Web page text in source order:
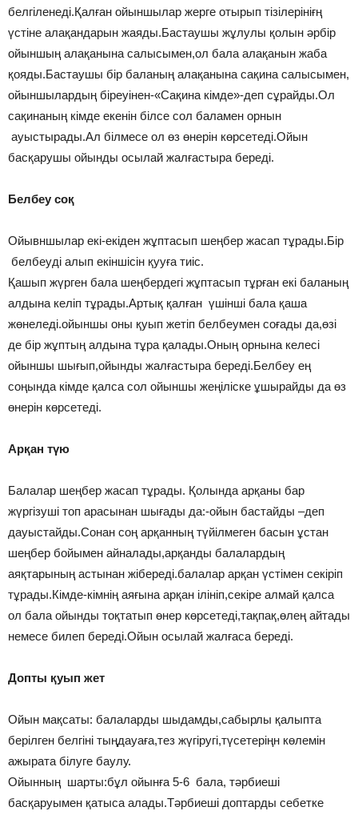
белгіленеді.Қалған ойыншылар жерге отырып тізілерініғң
үстіне алақандарын жаяды.Бастаушы жұлулы қолын әрбір
ойыншың алақанына салысымен,ол бала алақанын жаба
қояды.Бастаушы бір баланың алақанына сақина салысымен,
ойыншылардың біреуінен-«Сақина кімде»-деп сұрайды.Ол
сақинаның кімде екенін білсе сол баламен орнын
ауыстырады.Ал білмесе ол өз өнерін көрсетеді.Ойын
басқарушы ойынды осылай жалғастыра береді.
Белбеу соқ
Ойывншылар екі-екіден жұптасып шеңбер жасап тұрады.Бір
белбеуді алып екіншісін қууға тиіс.
Қашып жүрген бала шеңбердегі жұптасып тұрған екі баланың
алдына келіп тұрады.Артық қалған үшінші бала қаша
жөнеледі.ойыншы оны қуып жетіп белбеумен соғады да,өзі
де бір жұптың алдына тұра қалады.Оның орнына келесі
ойыншы шығып,ойынды жалғастыра береді.Белбеу ең
соңында кімде қалса сол ойыншы жеңіліске ұшырайды да өз
өнерін көрсетеді.
Арқан түю
Балалар шеңбер жасап тұрады. Қолында арқаны бар
жүргізуші топ арасынан шығады да:-ойын бастайды –деп
дауыстайды.Сонан соң арқанның түйілмеген басын ұстан
шеңбер бойымен айналады,арқанды балалардың
аяқтарының астынан жібереді.балалар арқан үстімен секіріп
тұрады.Кімде-кімнің аяғына арқан ілініп,секіре алмай қалса
ол бала ойынды тоқтатып өнер көрсетеді,тақпақ,өлең айтады
немесе билеп береді.Ойын осылай жалғаса береді.
Допты қуып жет
Ойын мақсаты: балаларды шыдамды,сабырлы қалыпта
берілген белгіні тыңдауаға,тез жүгіругі,түсетеріңн көлемін
ажырата білуге баулу.
Ойынның шарты:бұл ойынға 5-6 бала, тәрбиеші
басқаруымен қатыса алады.Тәрбиеші доптарды себетке